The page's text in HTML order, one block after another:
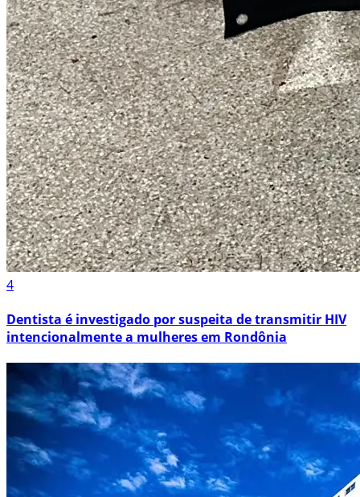
4
Dentista é investigado por suspeita de transmitir HIV
intencionalmente a mulheres em Rondônia